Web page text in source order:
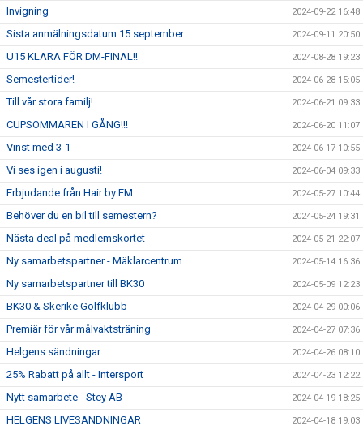
Invigning 2024-09-22 16:48
Sista anmälningsdatum 15 september 2024-09-11 20:50
U15 KLARA FÖR DM-FINAL!! 2024-08-28 19:23
Semestertider! 2024-06-28 15:05
Till vår stora familj! 2024-06-21 09:33
CUPSOMMAREN I GÅNG!!! 2024-06-20 11:07
Vinst med 3-1 2024-06-17 10:55
Vi ses igen i augusti! 2024-06-04 09:33
Erbjudande från Hair by EM 2024-05-27 10:44
Behöver du en bil till semestern? 2024-05-24 19:31
Nästa deal på medlemskortet 2024-05-21 22:07
Ny samarbetspartner - Mäklarcentrum 2024-05-14 16:36
Ny samarbetspartner till BK30 2024-05-09 12:23
BK30 & Skerike Golfklubb 2024-04-29 00:06
Premiär för vår målvaktsträning 2024-04-27 07:36
Helgens sändningar 2024-04-26 08:10
25% Rabatt på allt - Intersport 2024-04-23 12:22
Nytt samarbete - Stey AB 2024-04-19 18:25
HELGENS LIVESÄNDNINGAR 2024-04-18 19:03